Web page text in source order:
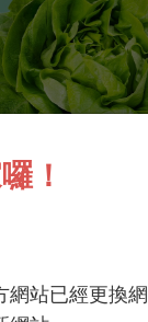
！
網站已經更換網